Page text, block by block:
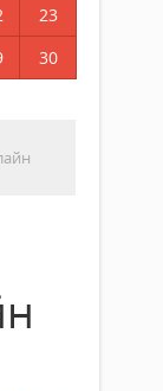
23
30